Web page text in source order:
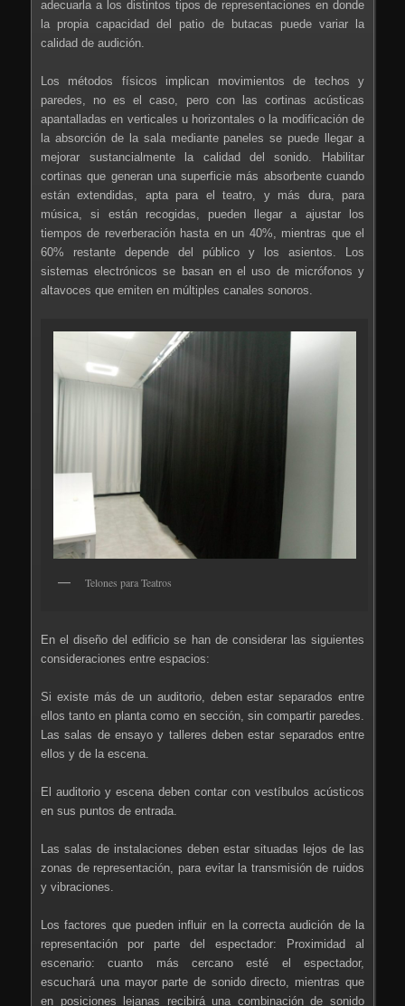
adecuarla a los distintos tipos de representaciones en donde
la propia capacidad del patio de butacas puede variar la
calidad de audición.
Los métodos físicos implican movimientos de techos y
paredes, no es el caso, pero con las cortinas acústicas
apantalladas en verticales u horizontales o la modificación de
la absorción de la sala mediante paneles se puede llegar a
mejorar sustancialmente la calidad del sonido. Habilitar
cortinas que generan una superficie más absorbente cuando
están extendidas, apta para el teatro, y más dura, para
música, si están recogidas, pueden llegar a ajustar los
tiempos de reverberación hasta en un 40%, mientras que el
60% restante depende del público y los asientos. Los
sistemas electrónicos se basan en el uso de micrófonos y
altavoces que emiten en múltiples canales sonoros.
Telones para Teatros
En el diseño del edificio se han de considerar las siguientes
consideraciones entre espacios:
Si existe más de un auditorio, deben estar separados entre
ellos tanto en planta como en sección, sin compartir paredes.
Las salas de ensayo y talleres deben estar separados entre
ellos y de la escena.
El auditorio y escena deben contar con vestíbulos acústicos
en sus puntos de entrada.
Las salas de instalaciones deben estar situadas lejos de las
zonas de representación, para evitar la transmisión de ruidos
y vibraciones.
Los factores que pueden influir en la correcta audición de la
representación por parte del espectador: Proximidad al
escenario: cuanto más cercano esté el espectador,
escuchará una mayor parte de sonido directo, mientras que
en posiciones lejanas recibirá una combinación de sonido